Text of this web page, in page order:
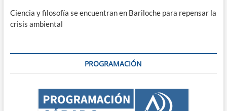
Ciencia y filosofía se encuentran en Bariloche para repensar la
crisis ambiental
PROGRAMACIÓN